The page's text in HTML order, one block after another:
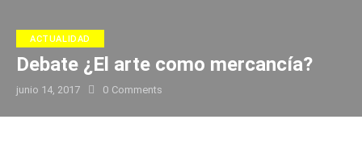
ACTUALIDAD
Debate ¿El arte como mercancía?
junio 14, 2017 0 Comments